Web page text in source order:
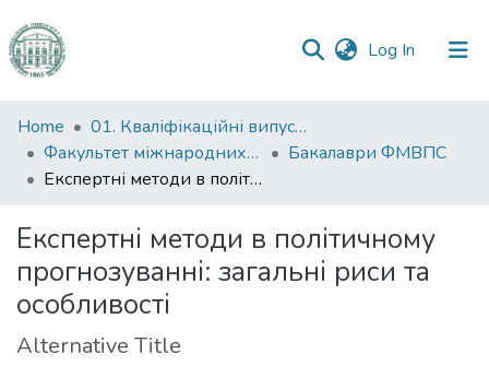
Log In (current)
Communities
&
Collections
Statistics
Home
01. Кваліфікаційні випускні роботи здобувачів вищої освіти
Факультет міжнародних відносин, політології та соціології
Бакалаври ФМВПС
Експертні методи в політичному прогнозуванні: загальні риси та особливості
Експертні методи в політичному
прогнозуванні: загальні риси та
особливості
Alternative Title